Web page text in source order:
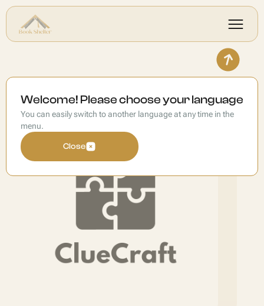
Welcome! Please choose your language
You can easily switch to another language at any time in the
menu.
Close
Clue Craft